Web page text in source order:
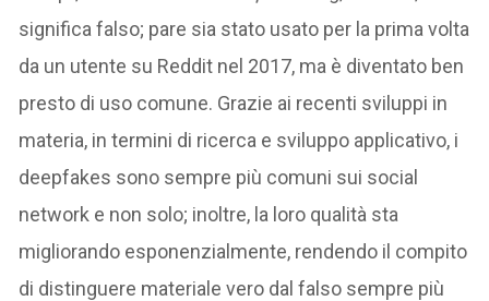
significa falso; pare sia stato usato per la prima volta
da un utente su Reddit nel 2017, ma è diventato ben
presto di uso comune. Grazie ai recenti sviluppi in
materia, in termini di ricerca e sviluppo applicativo, i
deepfakes sono sempre più comuni sui social
network e non solo; inoltre, la loro qualità sta
migliorando esponenzialmente, rendendo il compito
di distinguere materiale vero dal falso sempre più